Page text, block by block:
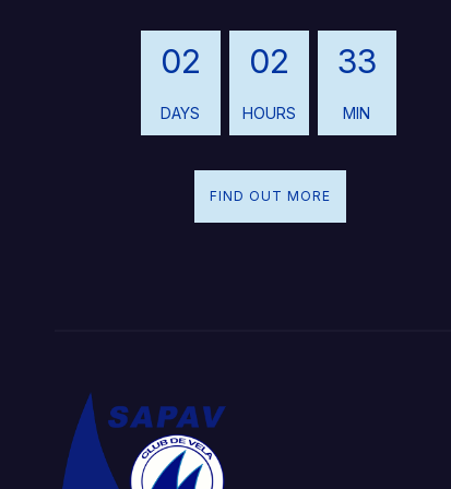
02
DAYS
02
HOURS
33
MIN
FIND OUT MORE